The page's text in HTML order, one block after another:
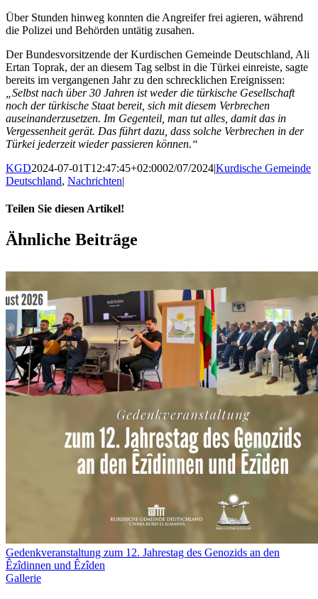
Über Stunden hinweg konnten die Angreifer frei agieren, während
die Polizei und Behörden untätig zusahen.
Der Bundesvorsitzende der Kurdischen Gemeinde Deutschland, Ali
Ertan Toprak, der an diesem Tag selbst in die Türkei einreiste, sagte
bereits im vergangenen Jahr zu den schrecklichen Ereignissen:
„Selbst nach über 30 Jahren ist weder die türkische Gesellschaft
noch der türkische Staat bereit, sich mit diesem Verbrechen
auseinanderzusetzen. Im Gegenteil, man tut alles, damit das in
Vergessenheit gerät. Das führt dazu, dass solche Verbrechen in der
Türkei jederzeit wieder passieren können.“
KGD2024-07-01T12:47:45+02:0002/07/2024|Kurdische Gemeinde
Deutschland, Nachrichten|
Teilen Sie diesen Artikel!
Facebook
X
WhatsApp
Pinterest
E-
Mail
Ähnliche Beiträge
Gedenkveranstaltung zum 12. Jahrestag des Genozids an den
Êzîdinnen und Êzîden
Gallerie